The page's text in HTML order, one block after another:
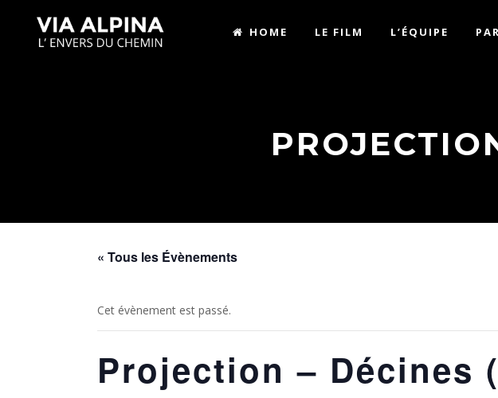
HOME LE FILM L’ÉQUIPE
« Tous les Évènements
Cet évènement est passé.
Projection – Décines